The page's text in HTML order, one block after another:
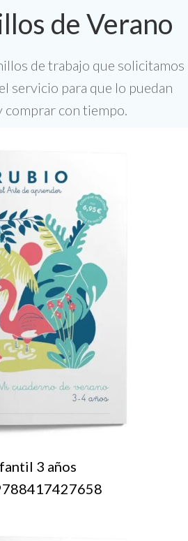
de Verano
de trabajo que solicitamos
servicio para que lo puedan
comprar con tiempo.
3 años